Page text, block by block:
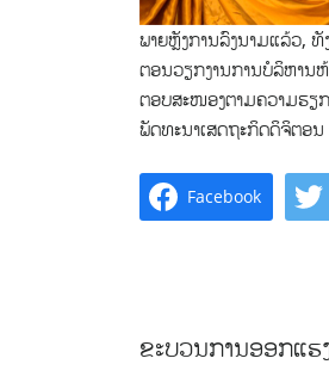
ພາຍຫຼັງການລົງນາມແລ້ວ,
ຕອນວຽກງານການບໍລິຫານ
ຕອບສະໜອງຕາມຄວາມຮຽ
ພັດທະນາເສດຖະກິດດິຈິຕອ
Facebook
ຂະບວນການອອກແຮ